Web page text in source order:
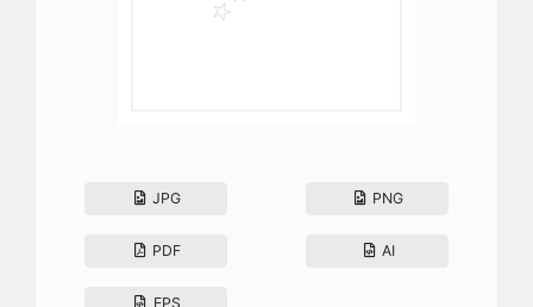
JPG PNG
PDF AI
EPS